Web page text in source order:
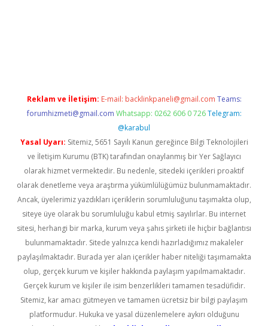
Reklam ve İletişim: E-mail: backlinkpaneli@gmail.com Teams:
forumhizmeti@gmail.com Whatsapp: 0262 606 0 726 Telegram:
@karabul
Yasal Uyarı: Sitemiz, 5651 Sayılı Kanun gereğince Bilgi Teknolojileri
ve İletişim Kurumu (BTK) tarafından onaylanmış bir Yer Sağlayıcı
olarak hizmet vermektedir. Bu nedenle, sitedeki içerikleri proaktif
olarak denetleme veya araştırma yükümlülüğümüz bulunmamaktadır.
Ancak, üyelerimiz yazdıkları içeriklerin sorumluluğunu taşımakta olup,
siteye üye olarak bu sorumluluğu kabul etmiş sayılırlar. Bu internet
sitesi, herhangi bir marka, kurum veya şahıs şirketi ile hiçbir bağlantısı
bulunmamaktadır. Sitede yalnızca kendi hazırladığımız makaleler
paylaşılmaktadır. Burada yer alan içerikler haber niteliği taşımamakta
olup, gerçek kurum ve kişiler hakkında paylaşım yapılmamaktadır.
Gerçek kurum ve kişiler ile isim benzerlikleri tamamen tesadüfidir.
Sitemiz, kar amacı gütmeyen ve tamamen ücretsiz bir bilgi paylaşım
platformudur. Hukuka ve yasal düzenlemelere aykırı olduğunu